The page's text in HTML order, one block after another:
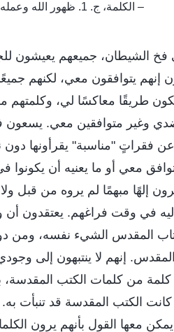
– الكلمة، ج. 1. ظهور الله وعمله. بخصوص الكتاب المقدس (1)
الشيطان، جميعهم يعيشون
يتوافقون معي، لكنهم جميعًا
طريقًا معاكسًا لي، وكلمتهم
وغير متوافقين معي. يسعون
فقراتٍ "مناسبة" يقرأونها دون
معي أو ما يعنيه أن يكونوا
إلهًا مبهمًا لم يروه من قبل
إليه في وقت فراغهم. يعتقدون
المقدس الشيء نفسه، ومن
إنهم لا ينتبهون إلى
من كلمات الكتب المقدسة،
كانت الكتب المقدسة قد تنبأت
معها القول بأنهم يرون